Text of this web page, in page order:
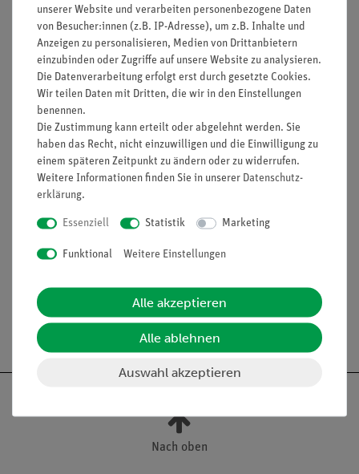
Funktion und Verwendung
Anodonta cygnea, anatomischer Überblick, rechte
Schalen-, Mantel- und Kiemenhälfte abgetragen, Fuß
rechtsseitig geöffnet. Vergrößerung: 4fach linear, aus
SOMSO-Plast®. Nach Studiendirektor Christian Groß. Die
im Naturpräparat nur sehr schwer erkennbaren
jeweils notwendigen Maß in Struktur und Farbe betont
zerlegbar.
Nach oben
unserer Website und verarbeiten personenbezogene Daten
von Besucher:innen (z.B. IP-Adresse), um z.B. Inhalte und
Anzeigen zu personalisieren, Medien von Drittanbietern
einzubinden oder Zugriffe auf unsere Website zu analysieren.
Die Datenverarbeitung erfolgt erst durch gesetzte Cookies.
Wir teilen Daten mit Dritten, die wir in den Einstellungen
benennen.
Die Zustimmung kann erteilt oder abgelehnt werden. Sie
haben das Recht, nicht einzuwilligen und die Einwilligung zu
einem späteren Zeitpunkt zu ändern oder zu widerrufen.
Weitere Informationen finden Sie in unserer Daten­schutz­
erklärung.
Essenziell Statistik Marketing
Funktional Weitere Einstellungen
Alle akzeptieren
Alle ablehnen
Auswahl akzeptieren